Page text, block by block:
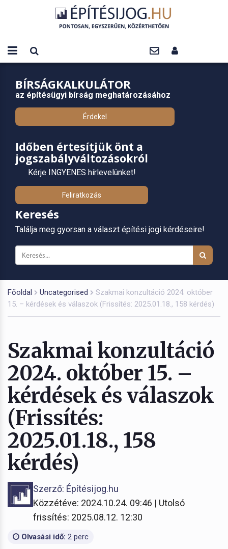
BÍRSÁGKALKULÁTOR
az építésügyi bírság meghatározásához
Érdekel
Időben értesítjük önt a
jogszabályváltozásokról
Kérje INGYENES hírlevelünket!
Feliratkozás
Keresés
Találja meg gyorsan a választ építési jogi kérdéseire!
Főoldal Uncategorised
Szakmai konzultáció 2024. október
15. – kérdések és válaszok (Frissítés: 2025.01.18., 158 kérdés)
Szakmai konzultáció
2024. október 15. –
kérdések és válaszok
(Frissítés:
2025.01.18., 158
kérdés)
Szerző: Építésijog.hu
Közzétéve: 2024.10.24. 09:46 | Utolsó
frissítés: 2025.08.12. 12:30
Olvasási idő: 2 perc